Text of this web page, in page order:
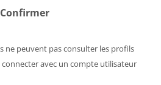
Confirmer
ne peuvent pas consulter les profils
avec un compte utilisateur